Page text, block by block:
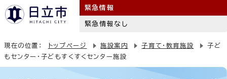
緊急情報
緊急情報なし
現在の位置： トップページ 施設案内 子育て・教育施設
子ど
もセンター・子どもすくすくセンター施設